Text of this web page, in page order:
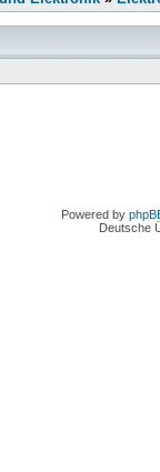
Powered by
Deutsche